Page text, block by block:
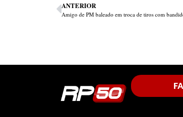
ANTERIOR
Amigo de PM baleado em troca de tiros com